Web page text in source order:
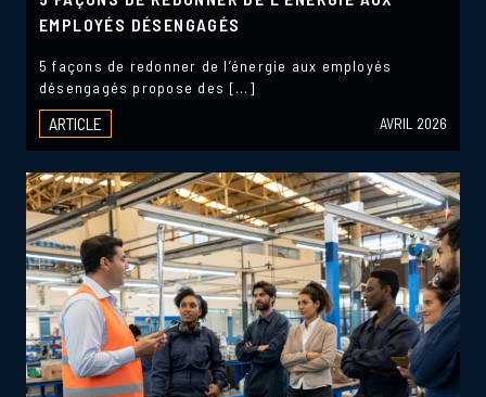
EMPLOYÉS DÉSENGAGÉS
5 façons de redonner de l’énergie aux employés
désengagés propose des […]
ARTICLE AVRIL 2026